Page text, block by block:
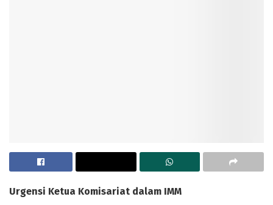
Urgensi Ketua Komisariat dalam IMM